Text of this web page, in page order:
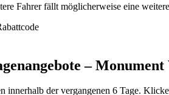
Fahrer fällt möglicherweise eine
– Monument
innerhalb der vergangenen 6 Tage.